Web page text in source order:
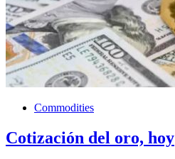
Commodities
Cotización del oro, hoy